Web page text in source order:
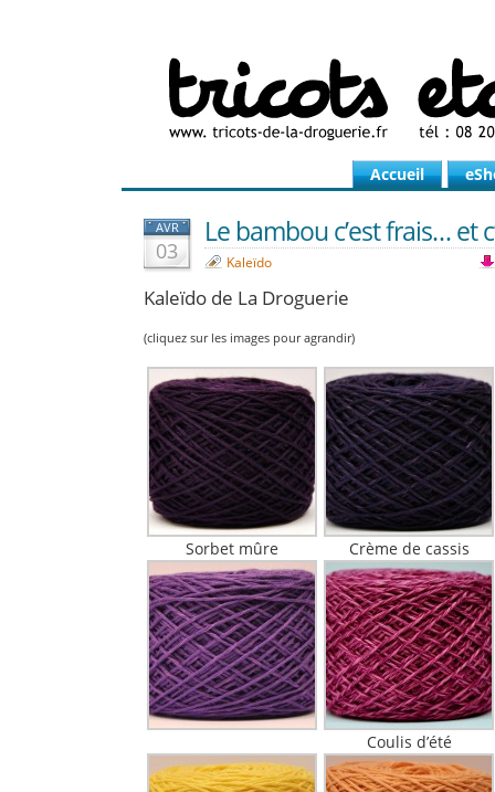
Accueil
AVR
03
Le bambou c’est frais… et
Kaleïdo
Kaleïdo de La Droguerie
(cliquez sur les images pour agrandir)
Sorbet mûre Crème de cassis
Coulis d’été